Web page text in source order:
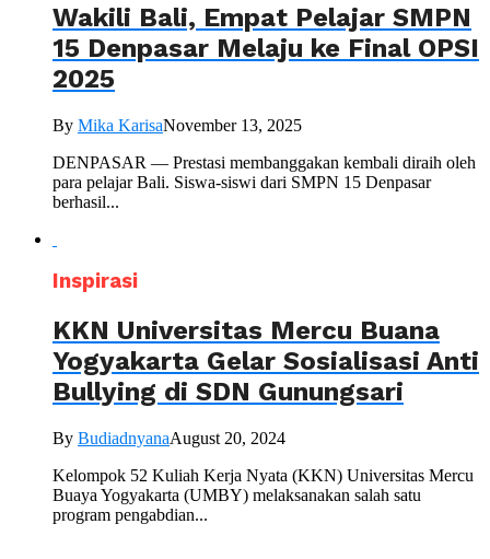
Wakili Bali, Empat Pelajar SMPN
15 Denpasar Melaju ke Final OPSI
2025
By Mika KarisaNovember 13, 2025
DENPASAR — Prestasi membanggakan kembali diraih oleh
para pelajar Bali. Siswa-siswi dari SMPN 15 Denpasar
berhasil...
Inspirasi
KKN Universitas Mercu Buana
Yogyakarta Gelar Sosialisasi Anti
Bullying di SDN Gunungsari
By BudiadnyanaAugust 20, 2024
Kelompok 52 Kuliah Kerja Nyata (KKN) Universitas Mercu
Buaya Yogyakarta (UMBY) melaksanakan salah satu
program pengabdian...